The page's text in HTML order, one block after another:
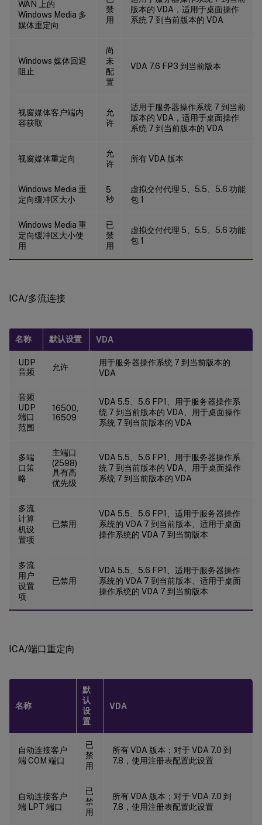
WAN 上的
Windows Media 多
媒体重定向
禁
用
版本的 VDA，适用于桌面操作
系统 7 到当前版本的 VDA
Windows 媒体回退
阻止
尚
未
配
置
VDA 7.6 FP3 到当前版本
视窗媒体客户端内
容获取
允
许
适用于服务器操作系统 7 到当前
版本的 VDA，适用于桌面操作
系统 7 到当前版本的 VDA
视窗媒体重定向
允
许
所有 VDA 版本
Windows Media 重
定向缓冲区大小
5
秒
虚拟交付代理 5、5.5、5.6 功能
包 1
Windows Media 重
定向缓冲区大小使
用
已
禁
用
虚拟交付代理 5、5.5、5.6 功能
包 1
ICA/多流连接
名称 默认设置 VDA
UDP
音频
允许
用于服务器操作系统 7 到当前版本的
VDA
音频
UDP
端口
范围
16500,
16509
VDA 5.5、5.6 FP1、用于服务器操作系
统 7 到当前版本的 VDA、用于桌面操作
系统 7 到当前版本的 VDA
多端
口策
略
主端口
(2598)
具有高
优先级
VDA 5.5、5.6 FP1、用于服务器操作系
统 7 到当前版本的 VDA、用于桌面操作
系统 7 到当前版本的 VDA
多流
计算
机设
置项
已禁用
VDA 5.5、5.6 FP1、适用于服务器操作
系统的 VDA 7 到当前版本、适用于桌面
操作系统的 VDA 7 到当前版本
多流
用户
设置
项
已禁用
VDA 5.5、5.6 FP1、适用于服务器操作
系统的 VDA 7 到当前版本、适用于桌面
操作系统的 VDA 7 到当前版本
ICA/端口重定向
名称
默
认
设
置
VDA
自动连接客户
端 COM 端口
已
禁
用
所有 VDA 版本；对于 VDA 7.0 到
7.8，使用注册表配置此设置
自动连接客户
端 LPT 端口
已
禁
用
所有 VDA 版本；对于 VDA 7.0 到
7.8，使用注册表配置此设置